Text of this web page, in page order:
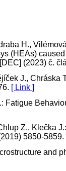
H.,
(HEAs)
[DEC] (2023) č.
J.,
[ Link ]
Z.,
5850-5859.
and